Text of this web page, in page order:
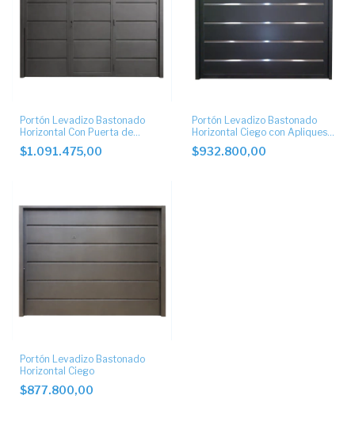
Portón Levadizo Bastonado
Horizontal Con Puerta de
Escape central
$1.091.475,00
Portón Levadizo Bastonado
Horizontal Ciego con Apliques
de Acero Inoxidable
$932.800,00
Portón Levadizo Bastonado
Horizontal Ciego
$877.800,00